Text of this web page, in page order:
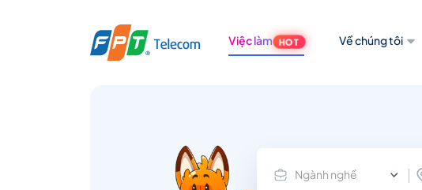
Việc làm HOT Về chúng tôi
Ngành nghề